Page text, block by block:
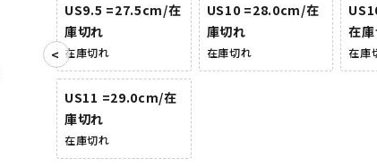
US9.5 =27.5cm/在
庫切れ
在庫切れ
US10 =28.0cm/在
庫切れ
在庫切れ
在
在庫
US11 =29.0cm/在
庫切れ
在庫切れ